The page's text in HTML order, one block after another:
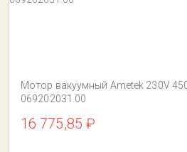
Мотор вакуумный Ametek 230V
069202031.00
16 775,85 ₽